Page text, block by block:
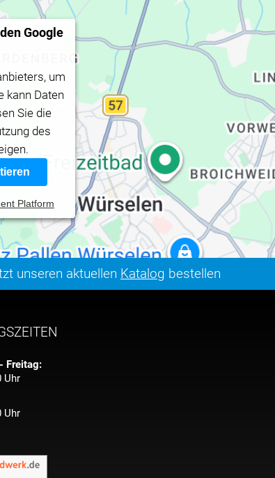
Google
um
kann Daten
Sie die
des
Platform
unseren aktuellen Katalog bestellen
Freitag:
Uhr
Uhr